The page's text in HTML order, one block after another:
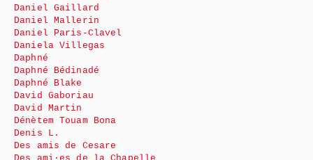
Daniel Gaillard
Daniel Mallerin
Daniel Paris-Clavel
Daniela Villegas
Daphné
Daphné Bédinadé
Daphné Blake
David Gaboriau
David Martin
Dénètem Touam Bona
Denis L.
Des amis de Cesare